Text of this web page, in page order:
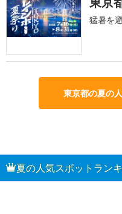
猛暑を
東京都の夏の
夏の人気スポットラン